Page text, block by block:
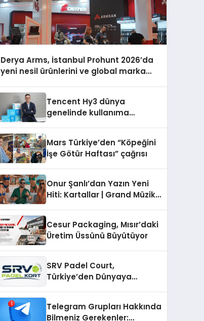
Derya Arms, İstanbul Prohunt 2026’da
yeni nesil ürünlerini ve global marka
Tencent Hy3 dünya
genelinde kullanıma
Mars Türkiye’den “Köpeğini
İşe Götür Haftası” çağrısı
Onur Şanlı’dan Yazın Yeni
Hiti: Kartallar | Grand Müzik
Cesur Packaging, Mısır’daki
Üretim Üssünü Büyütüyor
SRV Padel Court,
Türkiye’den Dünyaya
Telegram Grupları Hakkında
Bilmeniz Gerekenler: